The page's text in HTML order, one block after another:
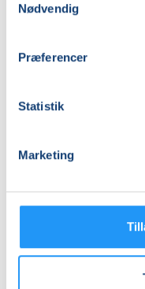
Nødvendig
Præferencer
Statistik
Marketing
Se på kort
Praktiske oplysninger
Relaterede